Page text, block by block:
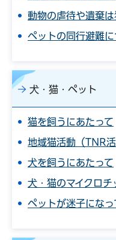
動物の虐待や遺棄
ペットの同行避難に
犬・猫・ペット
猫を飼うにあたって
地域猫活動（TNR活
犬を飼うにあたって
犬・猫のマイクロチ
ペットが迷子になっ